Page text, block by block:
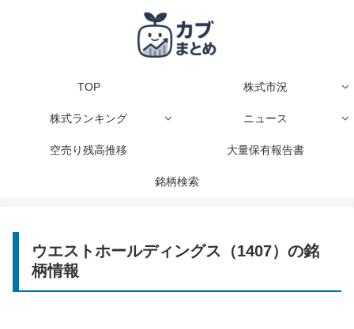
TOP 株式市況
株式ランキング ニュース
空売り残高推移 大量保有報告書
銘柄検索
ウエストホールディングス（1407）の銘
柄情報